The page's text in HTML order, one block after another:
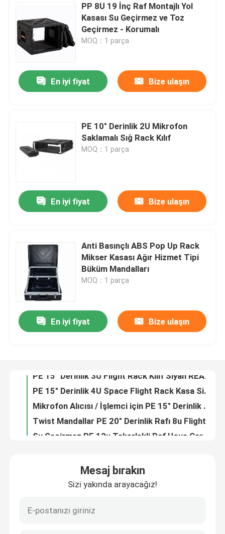
Ürünler
Kalite kontrol
Bize Ulaşın
PP 8U 19 İnç Raf Montajlı Yol
Kasası Su Geçirmez ve Toz
Geçirmez - Korumalı
MOQ：1 parça
En iyi fiyat Bize ulaşın
PE 10" Derinlik 2U Mikrofon
Saklamalı Sığ Rack Kılıf
MOQ：1 parça
En iyi fiyat Bize ulaşın
Anti Basınçlı ABS Pop Up Rack
Mikser Kasası Ağır Hizmet Tipi
Büküm Mandalları
MOQ：1 parça
En iyi fiyat Bize ulaşın
PE 15" Derinlik 3U Flight Rack Kılıf Siyah REACH 220 Mikrofon Alıcısı için
Mesaj bırakın
Sizi yakında arayacağız!